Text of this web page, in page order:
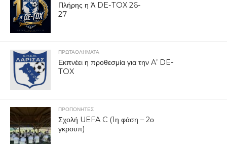
Πλήρης η Ά DE-TOX 26-
27
ΠΡΩΤΑΘΛΉΜΑΤΑ
Εκπνέει η προθεσμία για την A’ DE-
TOX
ΠΡΟΠΟΝΗΤΈΣ
Σχολή UEFA C (1η φάση – 2ο
γκρουπ)